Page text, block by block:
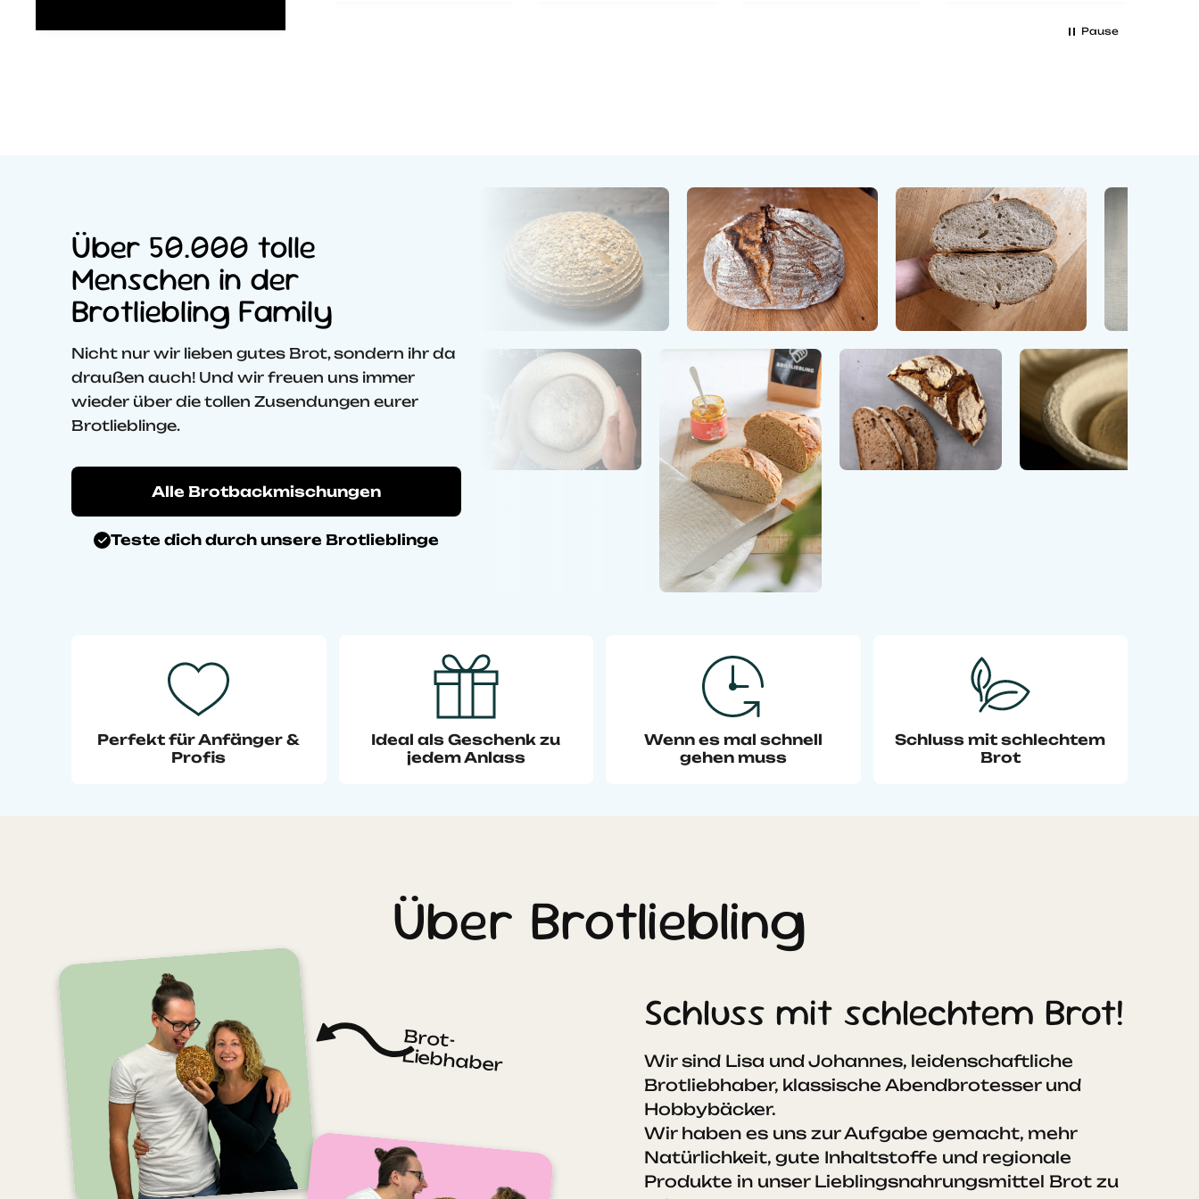
Schmuckstück auf
der Küchenzeile.
Pause
Über 50.000 tolle
Menschen in der
Brotliebling Family
Nicht nur wir lieben gutes Brot, sondern ihr da
draußen auch! Und wir freuen uns immer
wieder über die tollen Zusendungen eurer
Brotlieblinge.
Alle Brotbackmischungen
Teste dich durch unsere Brotlieblinge
Perfekt für Anfänger &
Profis
Ideal als Geschenk zu
jedem Anlass
Wenn es mal schnell
gehen muss
Schluss mit schlechtem
Brot
Über Brotliebling
Brot-
Liebhaber
Schluss mit schlechtem Brot!
Wir sind Lisa und Johannes, leidenschaftliche
Brotliebhaber, klassische Abendbrotesser und
Hobbybäcker.
Wir haben es uns zur Aufgabe gemacht, mehr
Natürlichkeit, gute Inhaltstoffe und regionale
Produkte in unser Lieblingsnahrungsmittel Brot zu